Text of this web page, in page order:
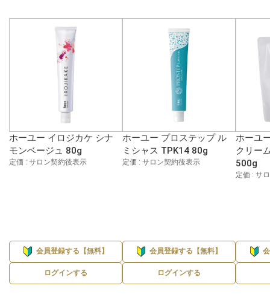
ホーユー イロジカケ シナ
モンベージュ 80g
定価 : サロン契約後表示
会員登録する【無料】
ログインする
ホーユー プロステップ ル
ミシャス TPK14 80g
定価 : サロン契約後表示
会員登録する【無料】
ログインする
ホーユ
クリー
500g
定価 : サ